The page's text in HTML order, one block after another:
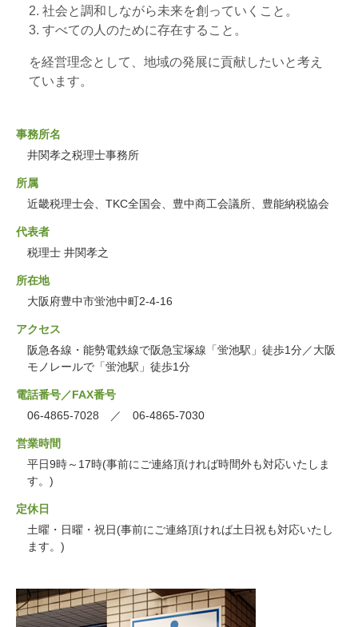
社会と調和しながら未来を創っていくこと。
すべての人のために存在すること。
を経営理念として、地域の発展に貢献したいと考え
ています。
事務所名
井関孝之税理士事務所
所属
近畿税理士会、TKC全国会、豊中商工会議所、豊能納税協会
代表者
税理士 井関孝之
所在地
大阪府豊中市蛍池中町2-4-16
アクセス
阪急各線・能勢電鉄線で阪急宝塚線「蛍池駅」徒歩1分／大阪
モノレールで「蛍池駅」徒歩1分
電話番号／FAX番号
06-4865-7028 ／ 06-4865-7030
営業時間
平日9時～17時(事前にご連絡頂ければ時間外も対応いたしま
す。)
定休日
土曜・日曜・祝日(事前にご連絡頂ければ土日祝も対応いたし
ます。)